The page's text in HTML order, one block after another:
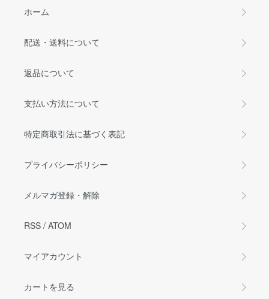
ホーム
配送・送料について
返品について
支払い方法について
特定商取引法に基づく表記
プライバシーポリシー
メルマガ登録・解除
RSS / ATOM
マイアカウント
カートを見る